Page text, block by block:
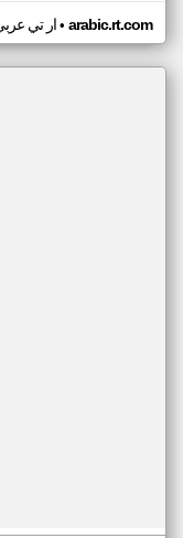
ار تي• arabic.rt.com